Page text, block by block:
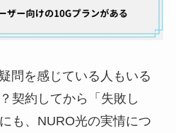
問を感じている人もいる
契約してから「失敗し
も、NURO光の実情につ